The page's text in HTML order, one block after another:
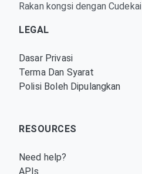
Rakan kongsi dengan Cudekai
LEGAL
Dasar Privasi
Terma Dan Syarat
Polisi Boleh Dipulangkan
RESOURCES
Need help?
APIs